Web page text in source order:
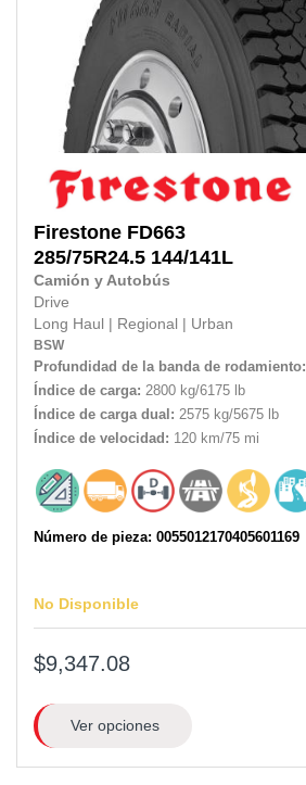
Firestone FD663
285/75R24.5 144/141L
Camión y Autobús
Drive
Long Haul
Regional Urban
BSW
Profundidad de la banda de rodamiento:
Índice de carga: 2800 kg/6175 lb
Índice de carga dual: 2575 kg/5675 lb
Índice de velocidad: 120 km/75 mi
Número de pieza: 0055012170405601169
No Disponible
$9,347.08
Ver opciones